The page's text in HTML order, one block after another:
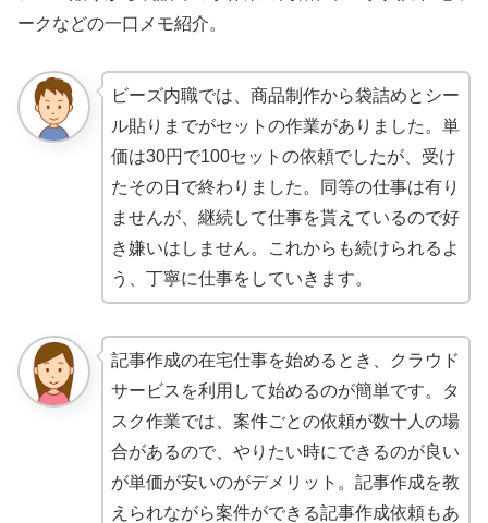
ークなどの一口メモ紹介。
ビーズ内職では、商品制作から袋詰めとシー
ル貼りまでがセットの作業がありました。単
価は30円で100セットの依頼でしたが、受け
たその日で終わりました。同等の仕事は有り
ませんが、継続して仕事を貰えているので好
き嫌いはしません。これからも続けられるよ
う、丁寧に仕事をしていきます。
記事作成の在宅仕事を始めるとき、クラウド
サービスを利用して始めるのが簡単です。タ
スク作業では、案件ごとの依頼が数十人の場
合があるので、やりたい時にできるのが良い
が単価が安いのがデメリット。記事作成を教
えられながら案件ができる記事作成依頼もあ